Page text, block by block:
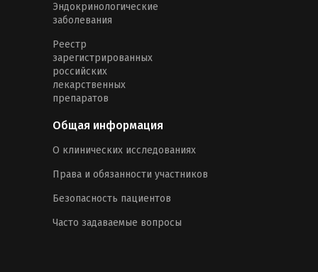
Эндокринологические
заболевания
Реестр
зарегистрированных
российских
лекарственных
препаратов
Общая информация
О клинических исследованиях
Права и обязанности участников
Безопасность пациентов
Часто задаваемые вопросы